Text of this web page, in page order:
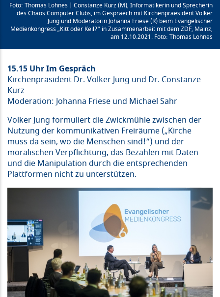
Thomas Lohnes | Constanze Kurz (M), Informatikerin und Sprecherin
des Chaos Computer Clubs, im Gespraech mit Kirchenpraesident Volker
Jung und Moderatorin Johanna Friese (R) beim Evangelischer
Medienkongress „Kitt oder Keil?“ in Zusammenarbeit mit dem ZDF, Mainz,
am 12.10.2021. Foto: Thomas Lohnes
15.15 Uhr Im Gespräch
Kirchenpräsident Dr. Volker Jung und Dr. Constanze
Kurz
Moderation: Johanna Friese und Michael Sahr
Volker Jung formuliert die Zwickmühle zwischen der
Nutzung der kommunikativen Freiräume („Kirche
muss da sein, wo die Menschen sind!“) und der
moralischen Verpflichtung, das Bezahlen mit Daten
und die Manipulation durch die entsprechenden
Plattformen nicht zu unterstützen.